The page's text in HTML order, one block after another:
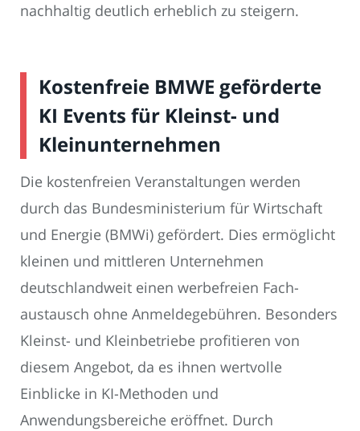
nachhaltig deutlich erheblich zu steigern.
Kostenfreie BMWE geförderte
KI Events für Kleinst- und
Kleinunternehmen
Die kostenfreien Veranstaltungen werden
durch das Bundesministerium für Wirtschaft
und Energie (BMWi) gefördert. Dies ermöglicht
kleinen und mittleren Unternehmen
deutschlandweit einen werbefreien Fach­
austausch ohne Anmeldegebühren. Besonders
Kleinst- und Kleinbetriebe profitieren von
diesem Angebot, da es ihnen wertvolle
Einblicke in KI-Methoden und
Anwendungsbereiche eröffnet. Durch